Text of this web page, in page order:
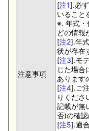
注意事項
[注1].必
いること
※. 年式・
どの情報
[注2].年
状が存在
[注3].モ
じた場合
あります
[注4].ご
りくださ
記載が無
否)の確認
[注5].適